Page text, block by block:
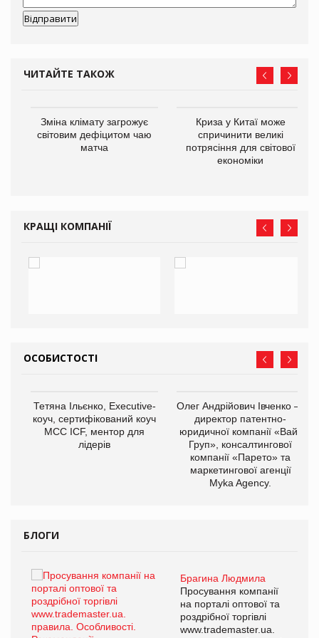
ЧИТАЙТЕ ТАКОЖ
Зміна клімату загрожує
світовим дефіцитом чаю
матча
Криза у Китаї може
спричинити великі
потрясіння для світової
економіки
КРАЩІ КОМПАНІЇ
ОСОБИСТОСТІ
Тетяна Ільєнко, Executive-
коуч, сертифікований коуч
МСС ICF, ментор для
лідерів
Олег Андрійович Івченко —
директор патентно-
юридичної компанії «Вайз
Груп», консалтингової
компанії «Парето» та
маркетингової агенції
Myka Agency.
БЛОГИ
Брагина Людмила
Просування компанії
на порталі оптової та
роздрібної торгівлі
www.trademaster.ua.